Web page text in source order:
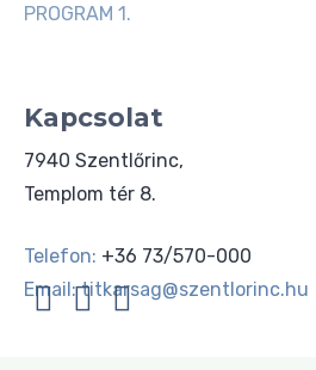
PROGRAM 1.
Kapcsolat
7940 Szentlőrinc,
Templom tér 8.
Telefon: +36 73/570-000
Email: titkarsag@szentlorinc.hu